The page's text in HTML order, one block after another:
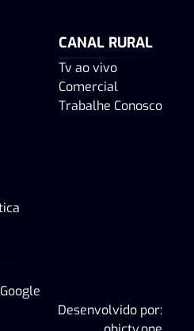
CANAL RURAL
Tv ao vivo
Comercial
Trabalhe Conosco
Desenvolvido por: